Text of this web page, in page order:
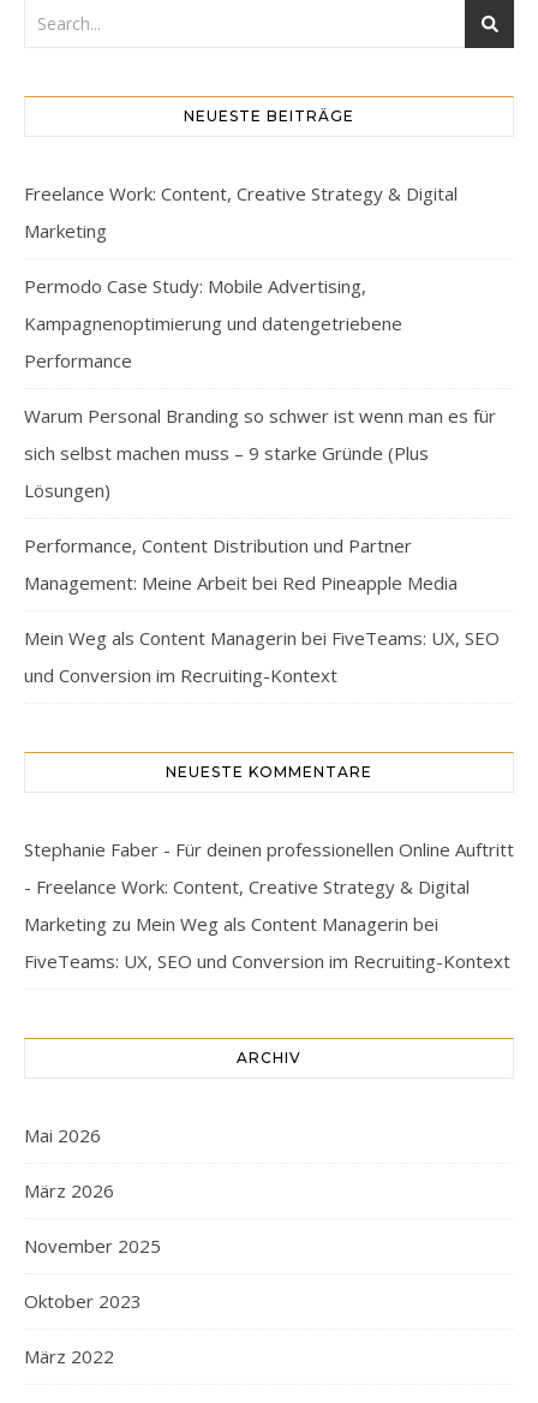
NEUESTE BEITRÄGE
Freelance Work: Content, Creative Strategy & Digital
Marketing
Permodo Case Study: Mobile Advertising,
Kampagnenoptimierung und datengetriebene
Performance
Warum Personal Branding so schwer ist wenn man es für
sich selbst machen muss – 9 starke Gründe (Plus
Lösungen)
Performance, Content Distribution und Partner
Management: Meine Arbeit bei Red Pineapple Media
Mein Weg als Content Managerin bei FiveTeams: UX, SEO
und Conversion im Recruiting-Kontext
NEUESTE KOMMENTARE
Stephanie Faber - Für deinen professionellen Online Auftritt
- Freelance Work: Content, Creative Strategy & Digital
Marketing zu Mein Weg als Content Managerin bei
FiveTeams: UX, SEO und Conversion im Recruiting-Kontext
ARCHIV
Mai 2026
März 2026
November 2025
Oktober 2023
März 2022